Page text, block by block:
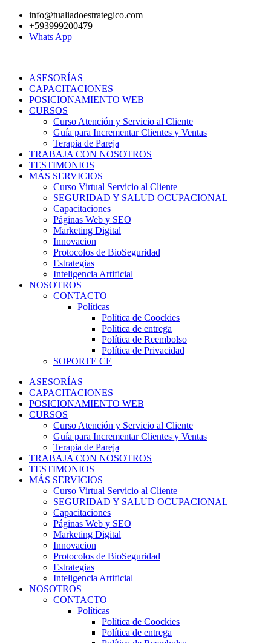
contenido
info@tualiadoestrategico.com
+593999200479
Whats App
ASESORÍAS
CAPACITACIONES
POSICIONAMIENTO WEB
CURSOS
Curso Atención y Servicio al Cliente
Guía para Incrementar Clientes y Ventas
Terapia de Pareja
TRABAJA CON NOSOTROS
TESTIMONIOS
MÁS SERVICIOS
Curso Virtual Servicio al Cliente
SEGURIDAD Y SALUD OCUPACIONAL
Capacitaciones
Páginas Web y SEO
Marketing Digital
Innovacion
Protocolos de BioSeguridad
Estrategias
Inteligencia Artificial
NOSOTROS
CONTACTO
Políticas
Política de Coockies
Política de entrega
Política de Reembolso
Política de Privacidad
SOPORTE CE
ASESORÍAS
CAPACITACIONES
POSICIONAMIENTO WEB
CURSOS
Curso Atención y Servicio al Cliente
Guía para Incrementar Clientes y Ventas
Terapia de Pareja
TRABAJA CON NOSOTROS
TESTIMONIOS
MÁS SERVICIOS
Curso Virtual Servicio al Cliente
SEGURIDAD Y SALUD OCUPACIONAL
Capacitaciones
Páginas Web y SEO
Marketing Digital
Innovacion
Protocolos de BioSeguridad
Estrategias
Inteligencia Artificial
NOSOTROS
CONTACTO
Políticas
Política de Coockies
Política de entrega